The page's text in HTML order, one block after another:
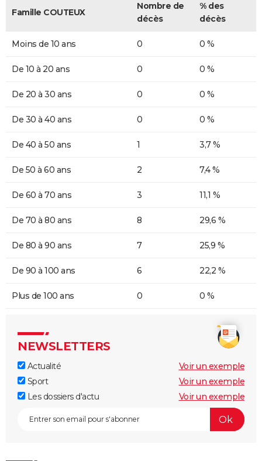
Famille COUTEUX
Nombre de
décès
% des
décès
Moins de 10 ans 0 0 %
De 10 à 20 ans 0 0 %
De 20 à 30 ans 0 0 %
De 30 à 40 ans 0 0 %
De 40 à 50 ans 1 3,7 %
De 50 à 60 ans 2 7,4 %
De 60 à 70 ans 3 11,1 %
De 70 à 80 ans 8 29,6 %
De 80 à 90 ans 7 25,9 %
De 90 à 100 ans 6 22,2 %
Plus de 100 ans 0 0 %
NEWSLETTERS
Actualité
Voir un exemple
Sport
Voir un exemple
Les dossiers d'actu
Voir un exemple